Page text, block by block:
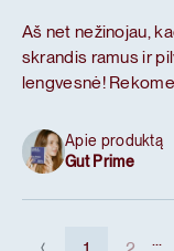
Aš net nežinojau,
skrandis ramus ir
lengvesnė!
Apie produktą
Gut Prime